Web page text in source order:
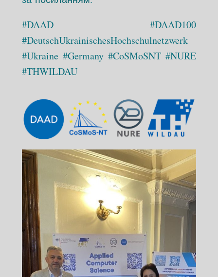
#DAAD #DAAD100
#DeutschUkrainischesHochschulnetzwerk
#Ukraine #Germany #CoSMoSNT #NURE
#THWILDAU